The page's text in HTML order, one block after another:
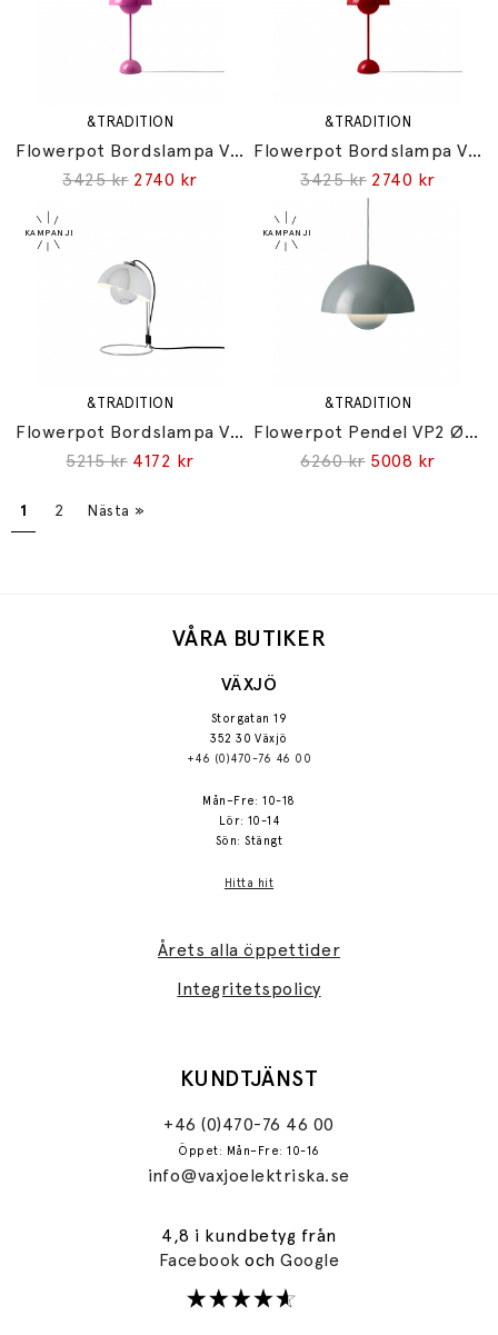
&TRADITION
Flowerpot Bordslampa VP3 Tangy Pink
3425 kr 2740 kr
&TRADITION
Flowerpot Bordslampa VP3 Vermilion Red
3425 kr 2740 kr
&TRADITION
Flowerpot Bordslampa VP4 Chrome-Plated
5215 kr 4172 kr
&TRADITION
Flowerpot Pendel VP2 Ø50cm Stone Blue
6260 kr 5008 kr
1 2 Nästa »
VÅRA BUTIKER
VÄXJÖ
Storgatan 19
352 30 Växjö
+46 (0)470-76 46 00
Mån–Fre: 10-18
Lör: 10-14
Sön: Stängt
Hitta hit
Årets alla öppettider
Integritetspolicy
KUNDTJÄNST
+46 (0)470-76 46 00
Öppet: Mån–Fre: 10-16
info@vaxjoelektriska.se
4,8 i kundbetyg från
FacebookochGoogle